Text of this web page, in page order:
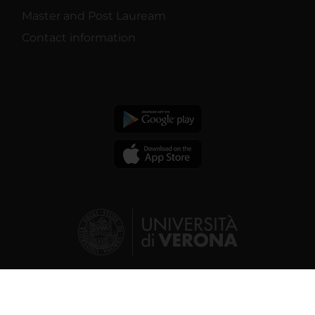
Master and Post Lauream
Contact information